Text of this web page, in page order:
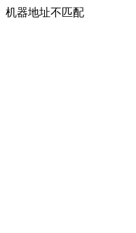
机器地址不匹配